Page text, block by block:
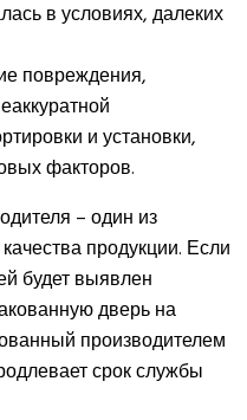
в условиях, далеких
повреждения,
и установки,
факторов.
– один из
продукции. Если
будет выявлен
дверь на
производителем
срок службы